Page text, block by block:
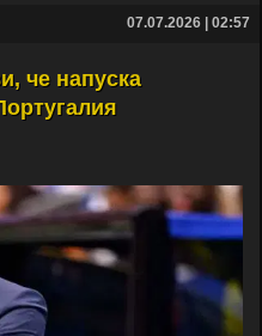
07.07.2026 | 02:57
че напуска